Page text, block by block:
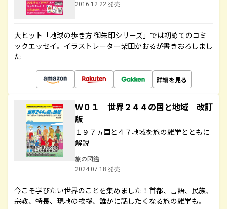
2016.12.22 発売
大ヒット「地球の歩き方 御朱印シリーズ」では初めてのコミ
ックエッセイ。イラストレーター柴田かおるが書きおろしまし
た
詳細を見る
Ｗ０１ 世界２４４の国と地域 改訂
版
１９７ヵ国と４７地域を旅の雑学とともに
解説
旅の図鑑
2024.07.18 発売
今こそ学びたい世界のことを集めました！首都、言語、民族、
宗教、特長、現地の挨拶、誰かに話したくなる旅の雑学も。